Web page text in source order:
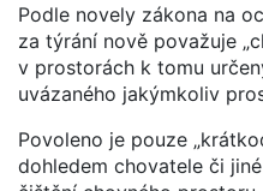
Podle novely zákona na
za týrání nově považuje
v prostorách k tomu
uvázaného jakýmkoliv
Povoleno je pouze
dohledem chovatele či